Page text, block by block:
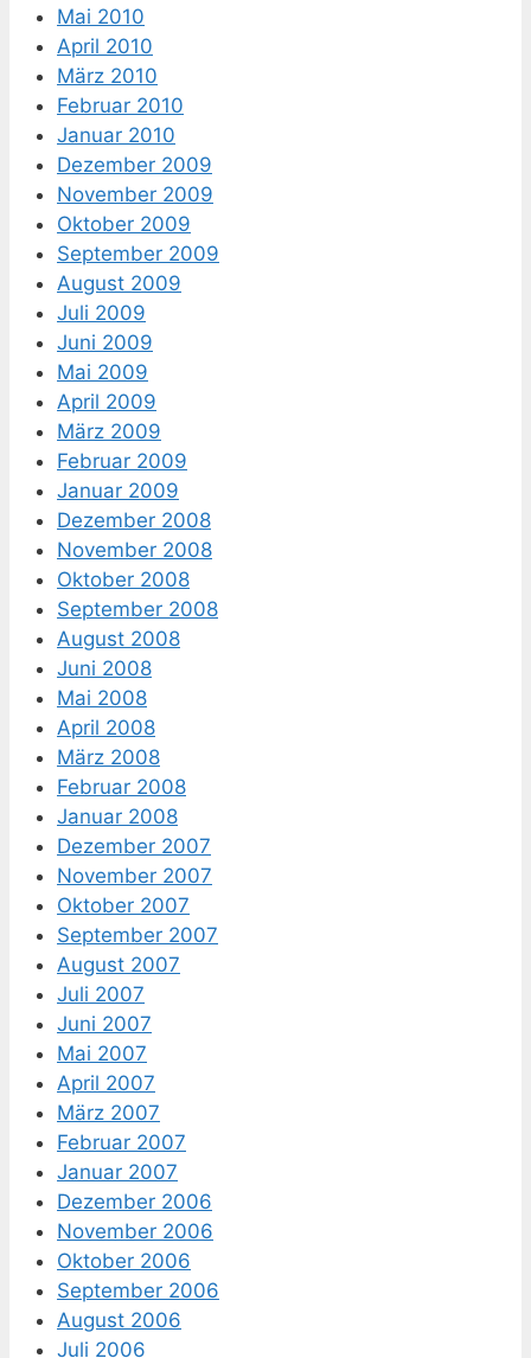
Mai 2010
April 2010
März 2010
Februar 2010
Januar 2010
Dezember 2009
November 2009
Oktober 2009
September 2009
August 2009
Juli 2009
Juni 2009
Mai 2009
April 2009
März 2009
Februar 2009
Januar 2009
Dezember 2008
November 2008
Oktober 2008
September 2008
August 2008
Juni 2008
Mai 2008
April 2008
März 2008
Februar 2008
Januar 2008
Dezember 2007
November 2007
Oktober 2007
September 2007
August 2007
Juli 2007
Juni 2007
Mai 2007
April 2007
März 2007
Februar 2007
Januar 2007
Dezember 2006
November 2006
Oktober 2006
September 2006
August 2006
Juli 2006